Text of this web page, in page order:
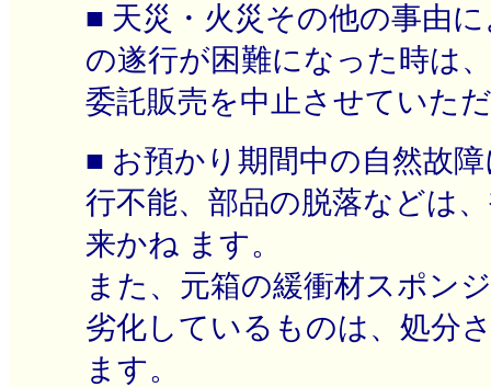
■ 天災・火災その他の事由
の遂行が困難になった時は、
委託販売を中止させていた
■ お預かり期間中の自然故
行不能、部品の脱落などは
来かね ます。
また、元箱の緩衝材スポン
劣化しているものは、処分
ます。